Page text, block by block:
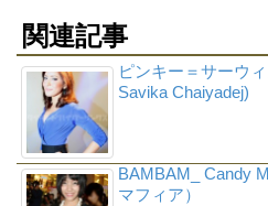
関連記事
ピンキー＝サーウ
Savika Chaiyadej)
BAMBAM_ Candy
マフィア）